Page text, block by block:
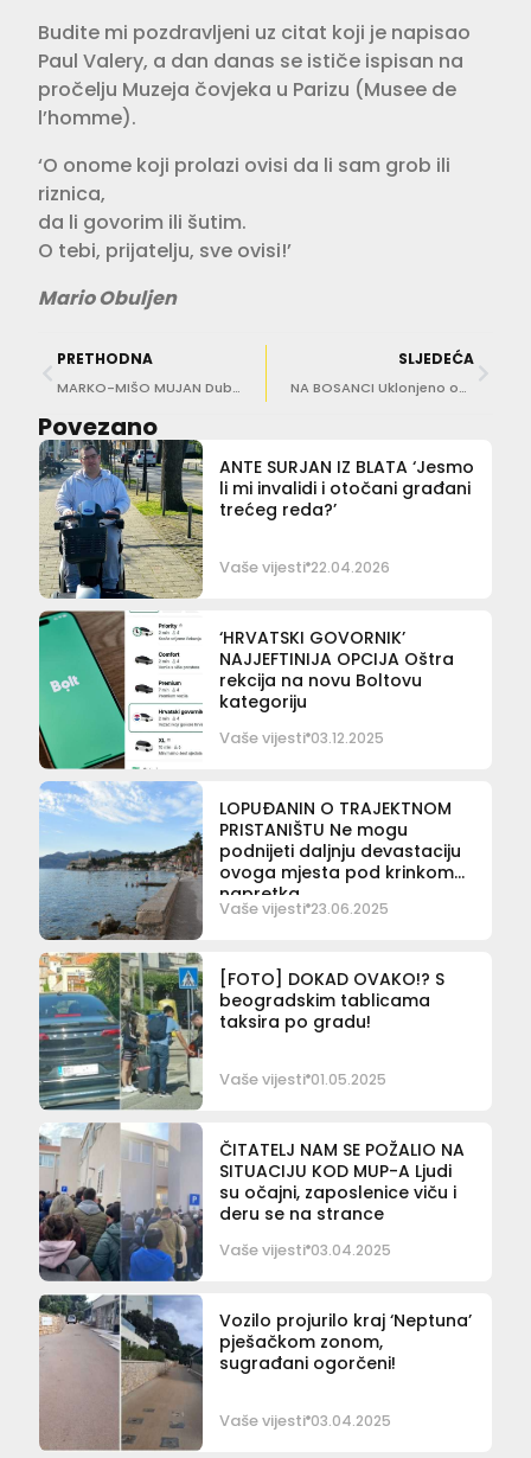
Budite mi pozdravljeni uz citat koji je napisao
Paul Valery, a dan danas se ističe ispisan na
pročelju Muzeja čovjeka u Parizu (Musee de
l’homme).
‘O onome koji prolazi ovisi da li sam grob ili
riznica,
da li govorim ili šutim.
O tebi, prijatelju, sve ovisi!’
Mario Obuljen
PRETHODNA
MARKO-MIŠO MUJAN Dubrovačke kornjače brže od virtualnih lavova
SLJEDEĆA
NA BOSANCI Uklonjeno odlagalište komunalnog otpada blizu spomenika poginulim braniteljima
Povezano
ANTE SURJAN IZ BLATA ‘Jesmo
li mi invalidi i otočani građani
trećeg reda?’
Vaše vijesti 22.04.2026
‘HRVATSKI GOVORNIK’
NAJJEFTINIJA OPCIJA Oštra
rekcija na novu Boltovu
kategoriju
Vaše vijesti 03.12.2025
LOPUĐANIN O TRAJEKTNOM
PRISTANIŠTU Ne mogu
podnijeti daljnju devastaciju
ovoga mjesta pod krinkom
napretka
Vaše vijesti 23.06.2025
[FOTO] DOKAD OVAKO!? S
beogradskim tablicama
taksira po gradu!
Vaše vijesti 01.05.2025
ČITATELJ NAM SE POŽALIO NA
SITUACIJU KOD MUP-A Ljudi
su očajni, zaposlenice viču i
deru se na strance
Vaše vijesti 03.04.2025
Vozilo projurilo kraj ‘Neptuna’
pješačkom zonom,
sugrađani ogorčeni!
Vaše vijesti 03.04.2025